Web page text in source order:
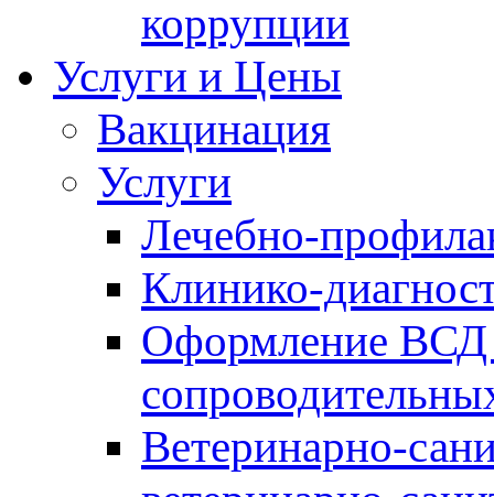
коррупции
Услуги и Цены
Вакцинация
Услуги
Лечебно-
Клинико-
Оформление ВСД
Ветеринарно-